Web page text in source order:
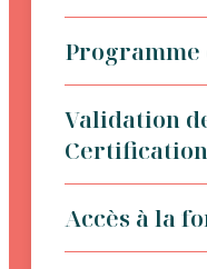
Validation
Certification
Accès à la